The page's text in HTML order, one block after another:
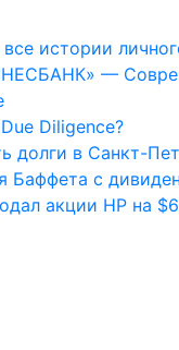
—
Diligence?
долги в Санкт-
Баффета с
акции HP на